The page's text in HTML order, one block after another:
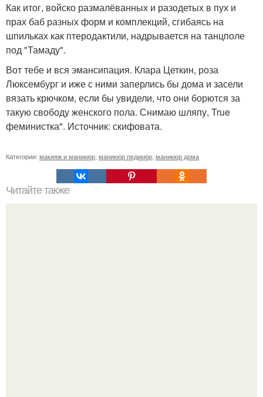
Как итог, войско размалёванных и разодетых в пух и
прах баб разных форм и комплекций, сгибаясь на
шпильках как птеродактили, надрывается на танцполе
под "Тамаду".
Вот тебе и вся эмансипация. Клара Цеткин, роза
Люксембург и иже с ними заперлись бы дома и засели
вязать крючком, если бы увидели, что они борются за
такую свободу женского пола. Снимаю шляпу, True
феминистка". Источник: скифовата.
Категории: макияж и маникюр маникюр педикюр маникюр дома
Читайте также